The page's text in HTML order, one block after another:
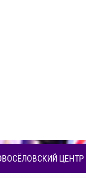
ЦЕНТР